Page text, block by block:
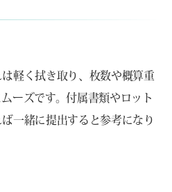
軽く拭き取り、枚数や概算重
ーズです。付属書類やロット
一緒に提出すると参考になり